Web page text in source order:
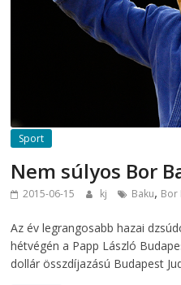
Sport
Nem súlyos Bor
2015-06-15 kj Baku, Bor
Az év legrangosabb hazai
hétvégén a Papp László
dollár összdíjazású Budapest